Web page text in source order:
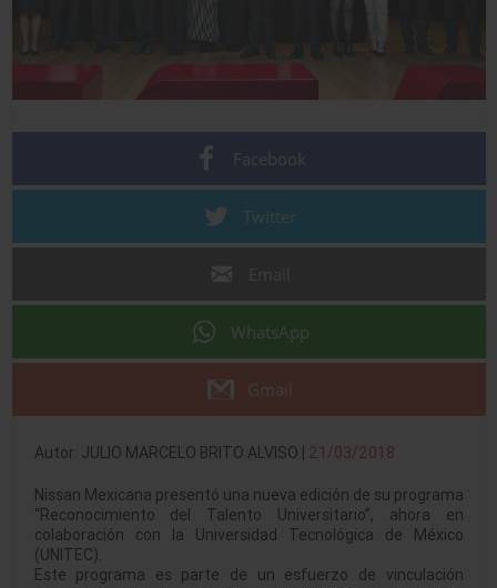
Facebook
Twitter
WhatsApp
Gmail
Autor: JULIO MARCELO BRITO ALVISO | 21/03/2018
Nissan Mexicana presentó una nueva edición de su programa
“Reconocimiento del Talento Universitario”, ahora en
colaboración con la Universidad Tecnológica de México
(UNITEC).
Este programa es parte de un esfuerzo de vinculación